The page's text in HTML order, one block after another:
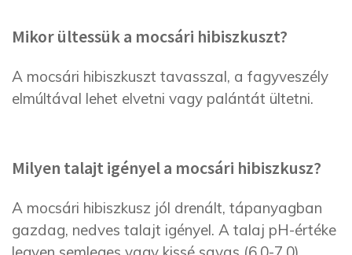
Mikor ültessük a mocsári hibiszkuszt?
A mocsári hibiszkuszt tavasszal, a fagyveszély
elmúltával lehet elvetni vagy palántát ültetni.
Milyen talajt igényel a mocsári hibiszkusz?
A mocsári hibiszkusz jól drenált, tápanyagban
gazdag, nedves talajt igényel. A talaj pH-értéke